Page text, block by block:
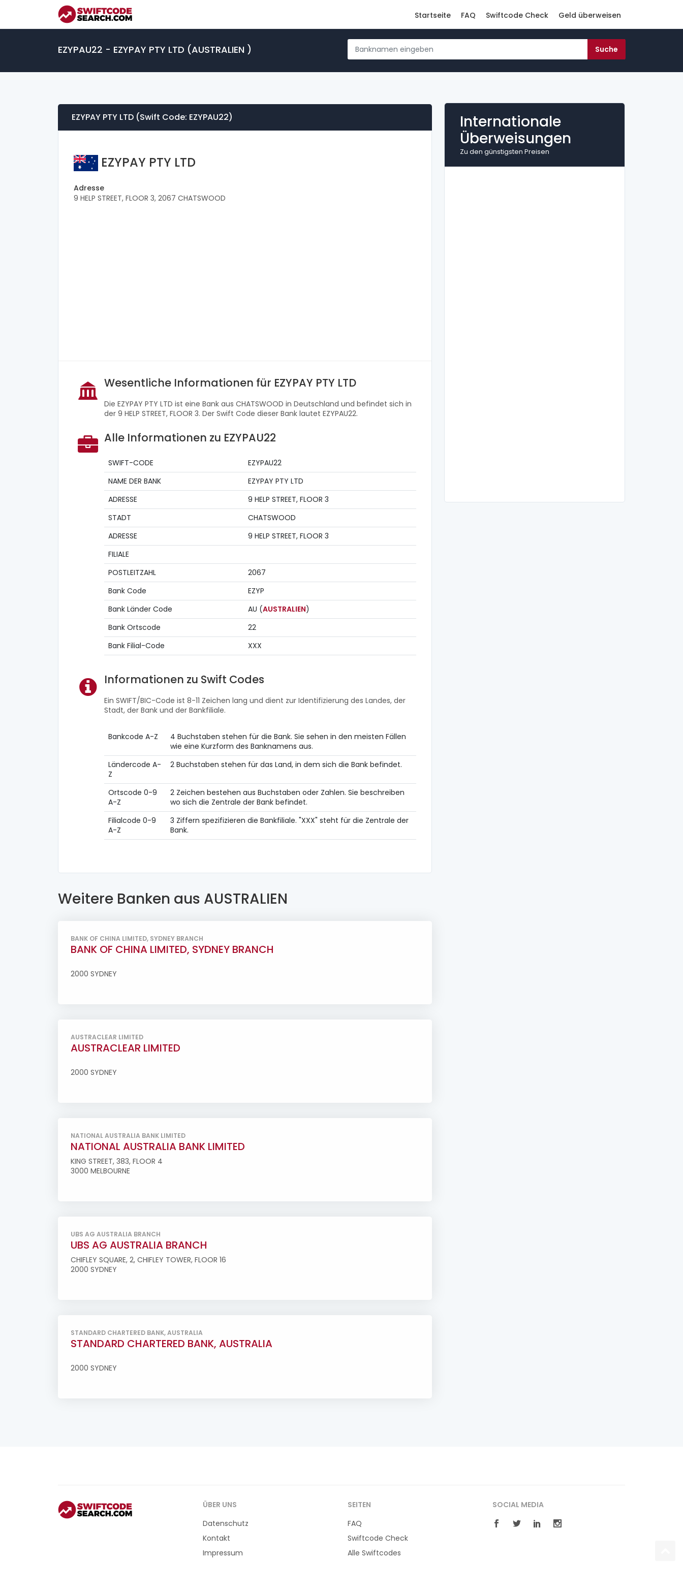
Startseite FAQ Swiftcode Check Geld überweisen
EZYPAU22 - EZYPAY PTY LTD (AUSTRALIEN )
EZYPAY PTY LTD (Swift Code: EZYPAU22)
EZYPAY PTY LTD
Adresse
9 HELP STREET, FLOOR 3, 2067 CHATSWOOD
Wesentliche Informationen für EZYPAY PTY LTD
Die EZYPAY PTY LTD ist eine Bank aus CHATSWOOD in Deutschland und befindet sich in
der 9 HELP STREET, FLOOR 3. Der Swift Code dieser Bank lautet EZYPAU22.
Alle Informationen zu EZYPAU22
SWIFT-CODE
EZYPAU22
NAME DER BANK
EZYPAY PTY LTD
ADRESSE
9 HELP STREET, FLOOR 3
STADT
CHATSWOOD
ADRESSE
9 HELP STREET, FLOOR 3
FILIALE
POSTLEITZAHL
2067
Bank Code
EZYP
Bank Länder Code
AU (AUSTRALIEN)
Bank Ortscode
22
Bank Filial-Code
XXX
Informationen zu Swift Codes
Ein SWIFT/BIC-Code ist 8-11 Zeichen lang und dient zur Identifizierung des Landes, der
Stadt, der Bank und der Bankfiliale.
Bankcode A-Z
4 Buchstaben stehen für die Bank. Sie sehen in den meisten Fällen
wie eine Kurzform des Banknamens aus.
Ländercode A-
Z
2 Buchstaben stehen für das Land, in dem sich die Bank befindet.
Ortscode 0-9
A-Z
2 Zeichen bestehen aus Buchstaben oder Zahlen. Sie beschreiben
wo sich die Zentrale der Bank befindet.
Filialcode 0-9
A-Z
3 Ziffern spezifizieren die Bankfiliale. "XXX" steht für die Zentrale der
Bank.
Weitere Banken aus AUSTRALIEN
BANK OF CHINA LIMITED, SYDNEY BRANCH
BANK OF CHINA LIMITED, SYDNEY BRANCH
2000 SYDNEY
AUSTRACLEAR LIMITED
AUSTRACLEAR LIMITED
2000 SYDNEY
NATIONAL AUSTRALIA BANK LIMITED
NATIONAL AUSTRALIA BANK LIMITED
KING STREET, 383, FLOOR 4
3000 MELBOURNE
UBS AG AUSTRALIA BRANCH
UBS AG AUSTRALIA BRANCH
CHIFLEY SQUARE, 2, CHIFLEY TOWER, FLOOR 16
2000 SYDNEY
STANDARD CHARTERED BANK, AUSTRALIA
STANDARD CHARTERED BANK, AUSTRALIA
2000 SYDNEY
Internationale
Überweisungen
Zu den günstigsten Preisen
ÜBER UNS
Datenschutz
Kontakt
Impressum
SEITEN
FAQ
Swiftcode Check
Alle Swiftcodes
SOCIAL MEDIA